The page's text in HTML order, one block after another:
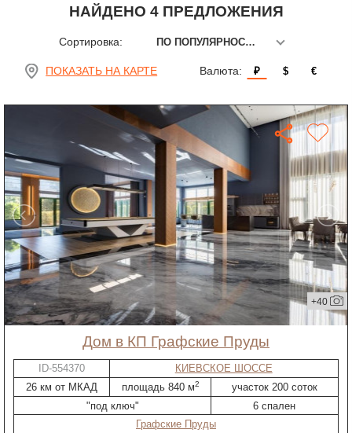
НАЙДЕНО 4 ПРЕДЛОЖЕНИЯ
Сортировка: ПО ПОПУЛЯРНОСТИ
ПОКАЗАТЬ НА КАРТЕ Валюта: ₽ $ €
+40
дом в КП Графские Пруды
ID-554370
КИЕВСКОЕ ШОССЕ
26 км от МКАД
площадь 840 м2
участок 200 соток
"под ключ"
6 спален
Графские Пруды